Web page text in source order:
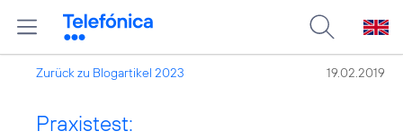
Zurück zu Blogartikel 2023 19.02.2019
Praxistest: